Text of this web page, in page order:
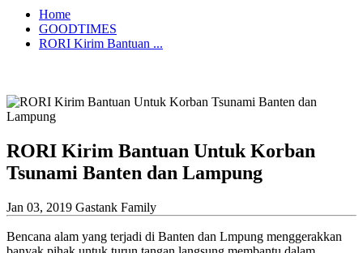
Home
GOODTIMES
RORI Kirim Bantuan ...
RORI Kirim Bantuan Untuk Korban
Tsunami Banten dan Lampung
Jan 03, 2019 Gastank Family
Bencana alam yang terjadi di Banten dan Lmpung menggerakkan